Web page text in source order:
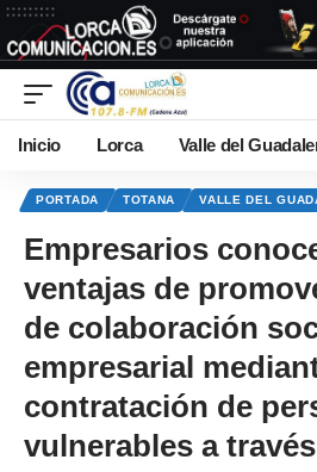
Inicio Lorca Valle del
PORTADA TOTANA VALLE DEL
Empresarios
ventajas de
de colaboración
empresarial
contratación de
vulnerables a